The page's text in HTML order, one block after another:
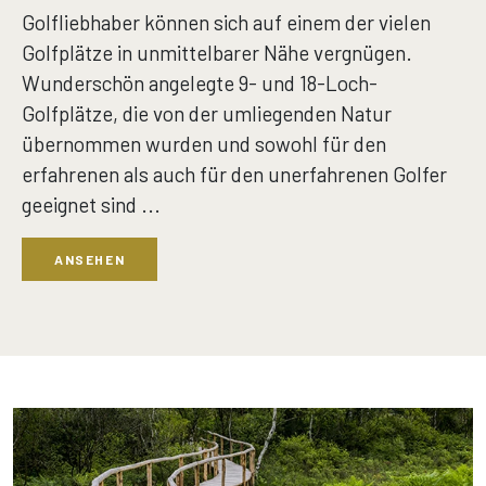
Golfliebhaber können sich auf einem der vielen
Golfplätze in unmittelbarer Nähe vergnügen.
Wunderschön angelegte 9- und 18-Loch-
Golfplätze, die von der umliegenden Natur
übernommen wurden und sowohl für den
erfahrenen als auch für den unerfahrenen Golfer
geeignet sind ...
ANSEHEN